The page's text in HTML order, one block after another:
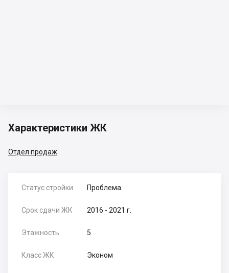
Характеристики ЖК
Отдел продаж
Статус стройки Проблема
Срок сдачи ЖК 2016 - 2021 г.
Этажность 5
Класс ЖК Эконом